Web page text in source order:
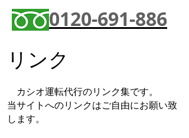
0120-691-886
リンク
カシオ運転代行のリンク集です。
当サイトへのリンクはご自由にお願い致
します。